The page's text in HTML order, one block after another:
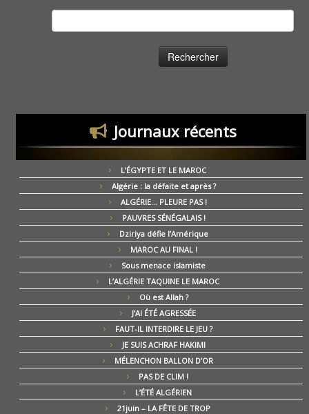
Journaux récents
L’ÉGYPTE ET LE MAROC
Algérie : la défaite et après ?
ALGÉRIE… PLEURE PAS !
PAUVRES SÉNÉGALAIS !
Dziriya défie l’Amérique
MAROC AU FINAL !
Sous menace islamiste
L’ALGÉRIE TAQUINE LE MAROC
Où est Allah ?
J’AI ÉTÉ AGRESSÉE
FAUT-IL INTERDIRE LE JEU ?
JE SUIS ACHRAF HAKIMI
MÉLENCHON BALLON D’OR
PAS DE CLIM !
L’ÉTÉ ALGÉRIEN
21juin – LA FÊTE DE TROP